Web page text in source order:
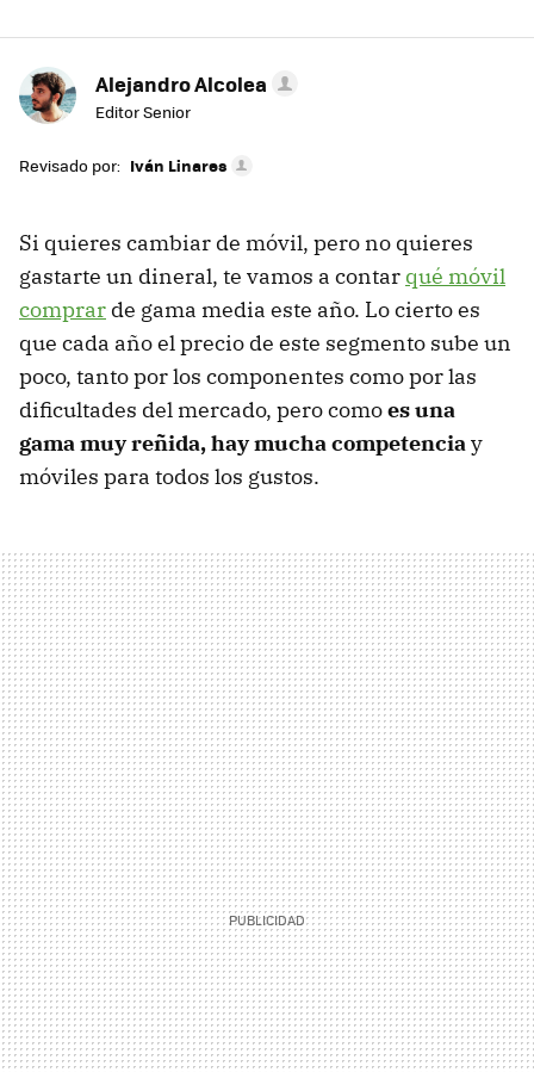
Alejandro Alcolea
Editor Senior
Revisado por: Iván Linares
Si quieres cambiar de móvil, pero no quieres
gastarte un dineral, te vamos a contar qué móvil
comprar de gama media este año. Lo cierto es
que cada año el precio de este segmento sube un
poco, tanto por los componentes como por las
dificultades del mercado, pero comoes una
gama muy reñida, hay mucha competenciay
móviles para todos los gustos.